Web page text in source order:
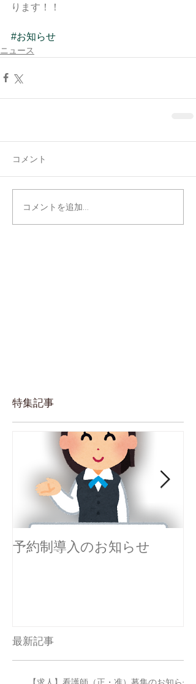
ります！！
#お知らせ
ニュース
コメント
コメントを追加…
特集記事
予約制導入のお知らせ
最新記事